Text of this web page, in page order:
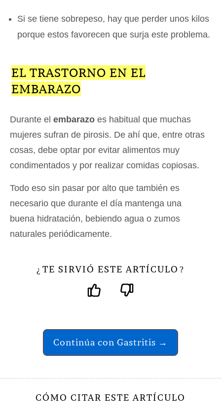
Si se tiene sobrepeso, hay que perder unos kilos
porque estos favorecen que surja este problema.
EL TRASTORNO EN EL
EMBARAZO
Durante el embarazo es habitual que muchas
mujeres sufran de pirosis. De ahí que, entre otras
cosas, debe optar por evitar alimentos muy
condimentados y por realizar comidas copiosas.
Todo eso sin pasar por alto que también es
necesario que durante el día mantenga una
buena hidratación, bebiendo agua o zumos
naturales periódicamente.
¿ TE SIRVIÓ ESTE ARTÍCULO ?
Continúa con Gastritis →
CÓMO CITAR ESTE ARTÍCULO